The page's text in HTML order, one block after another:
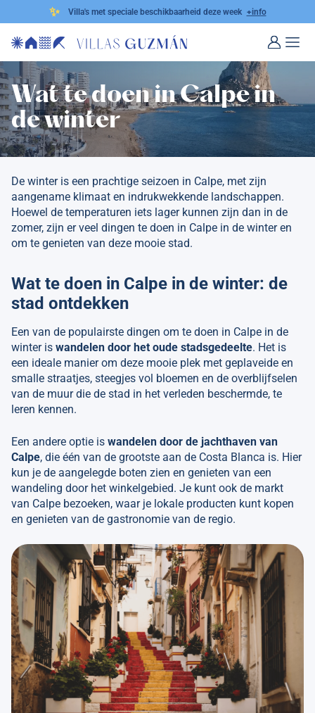
✨ Villa's met speciale beschikbaarheid deze week +info
Wat te doen in Calpe in
de winter
De winter is een prachtige seizoen in Calpe, met zijn
aangename klimaat en indrukwekkende landschappen.
Hoewel de temperaturen iets lager kunnen zijn dan in de
zomer, zijn er veel dingen te doen in Calpe in de winter en
om te genieten van deze mooie stad.
Wat te doen in Calpe in de winter: de
stad ontdekken
Een van de populairste dingen om te doen in Calpe in de
winter is wandelen door het oude stadsgedeelte. Het is
een ideale manier om deze mooie plek met geplaveide en
smalle straatjes, steegjes vol bloemen en de overblijfselen
van de muur die de stad in het verleden beschermde, te
leren kennen.
Een andere optie is wandelen door de jachthaven van
Calpe, die één van de grootste aan de Costa Blanca is. Hier
kun je de aangelegde boten zien en genieten van een
wandeling door het winkelgebied. Je kunt ook de markt
van Calpe bezoeken, waar je lokale producten kunt kopen
en genieten van de gastronomie van de regio.